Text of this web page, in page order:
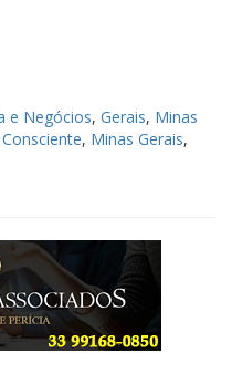
e Negócios, Gerais, Minas
, Minas Gerais,